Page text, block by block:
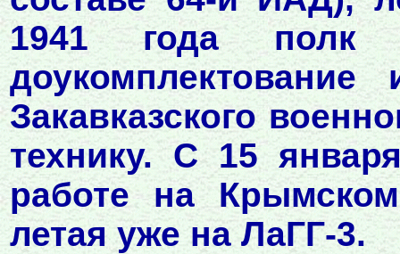
1941 года
Закавказского
технику. С 15
работе на
летая уже на ЛаГГ-3.